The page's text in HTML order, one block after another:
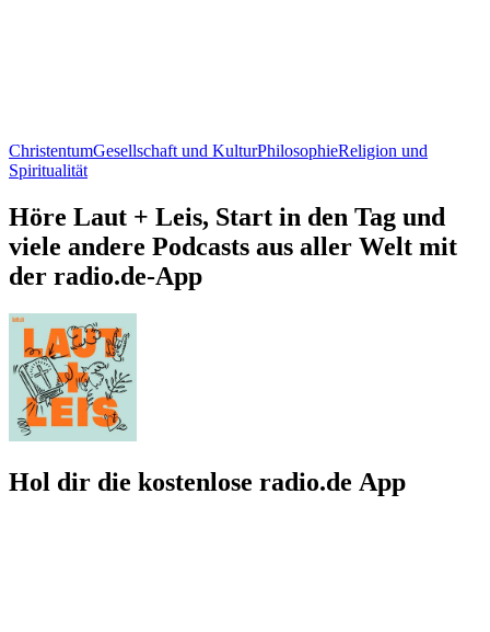
ChristentumGesellschaft und KulturPhilosophieReligion und
Spiritualität
Höre Laut + Leis, Start in den Tag und
viele andere Podcasts aus aller Welt mit
der radio.de-App
Hol dir die kostenlose radio.de App